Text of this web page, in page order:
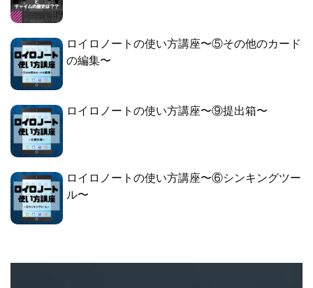
ロイロノートの使い方講座〜⑤その他のカード
の編集〜
ロイロノートの使い方講座〜⑨提出箱〜
ロイロノートの使い方講座〜⑥シンキングツー
ル〜